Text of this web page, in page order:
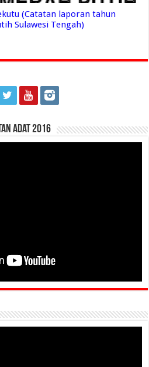
(Catatan laporan tahun
Sulawesi Tengah)
Adat 2016